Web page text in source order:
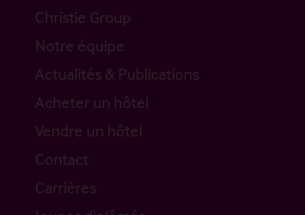
Christie Group
Notre équipe
Actualités & Publications
Acheter un hôtel
Vendre un hôtel
Contact
Carrières